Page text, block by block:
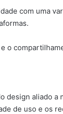
com uma
o
design aliado a
de uso e os